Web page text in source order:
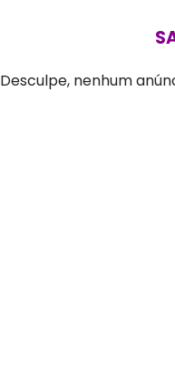
Desculpe, nenhum